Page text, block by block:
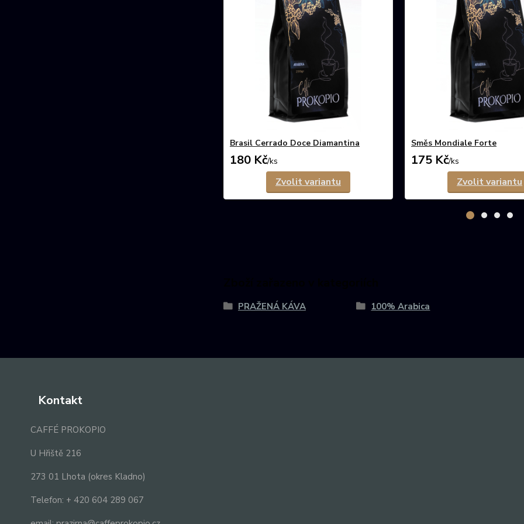
Brasil Cerrado Doce Diamantina
180 Kč/ks
Zvolit variantu
Směs Mondiale Forte
175 Kč/ks
Zvolit variantu
PRAŽENÁ KÁVA 100% Arabica
Kontakt
CAFFÉ PROKOPIO
U Hřiště 216
273 01 Lhota (okres Kladno)
Telefon: + 420 604 289 067